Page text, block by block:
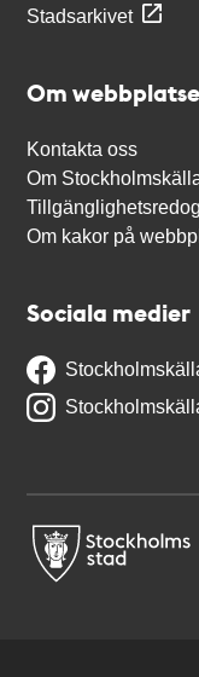
Stadsarkivet
Om
Kontakta oss
Om
Om kakor på
Sociala medier